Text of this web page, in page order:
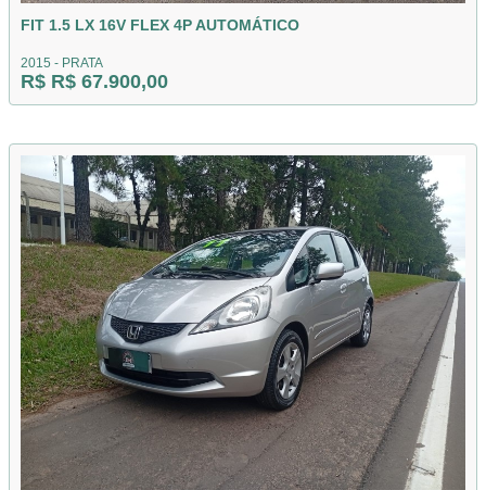
FIT 1.5 LX 16V FLEX 4P AUTOMÁTICO
2015 - PRATA
R$ R$ 67.900,00